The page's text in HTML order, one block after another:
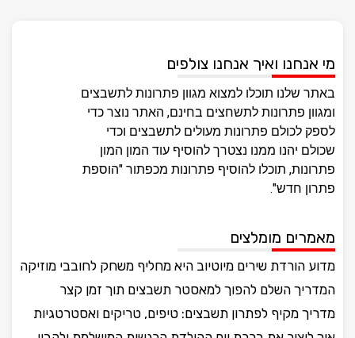
מי אנחנו ואיך אנחנו צולפים
באתר שלנו תוכלו למצוא מגוון פתרונות לתשבצים
ומגוון פתרונות לתשחצים בחינם, האתר נוצר כדי
לספק לכולם פתרונות מעולים לתשבצים וכדי
שכולם יהנו ממנו נצטרך להוסיף עוד המון המון
פתרונות, תוכלו להוסיף פתרונות מכפתור "הוספת
פתרון חדש".
מאמרים מומלצים
מדוע הורדת שירים מיוטיוב היא מחליף משחק לחובבי מוזיקה
המדריך השלם להפוך למאסטר תשבצים תוך זמן קצר
מדריך מקיף לפתרון תשבצים: טיפים, טריקים ואסטרטגיות